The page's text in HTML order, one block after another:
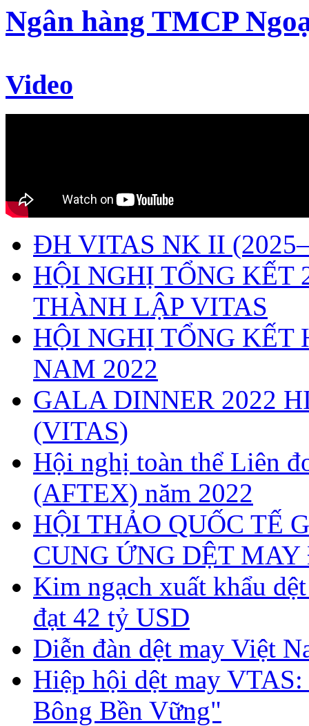
Ngân hàng TMCP
Video
ĐH VITAS NK II
HỘI NGHỊ TỔNG
THÀNH LẬP VITAS
HỘI NGHỊ TỔNG KẾT
NAM 2022
GALA DINNER 2022
(VITAS)
Hội nghị toàn thể Liên
(AFTEX) năm 2022
HỘI THẢO QUỐC TẾ
CUNG ỨNG DỆT
Kim ngạch xuất khẩu
đạt 42 tỷ USD
Diễn đàn dệt may Việt
Hiệp hội dệt may
Bông Bền Vững"